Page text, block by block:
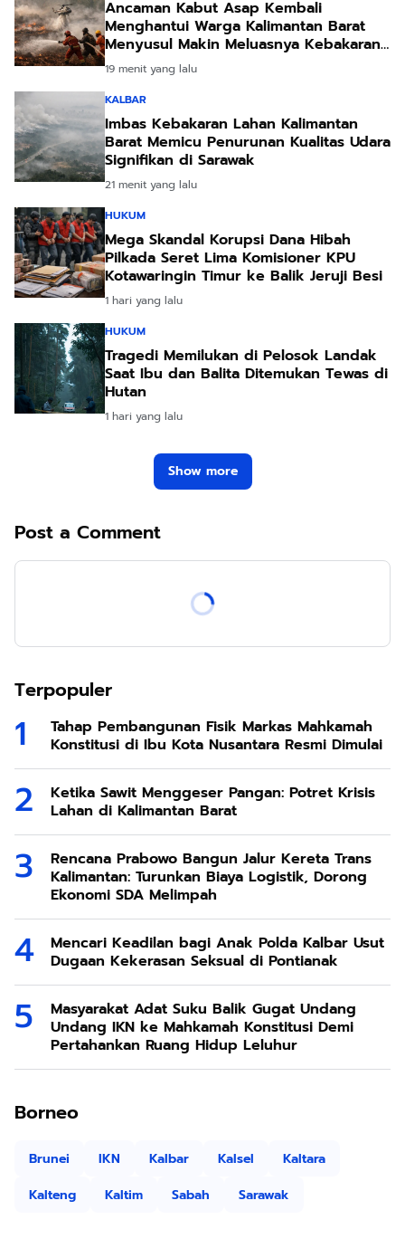
Ancaman Kabut Asap Kembali
Menghantui Warga Kalimantan Barat
Menyusul Makin Meluasnya Kebakaran
Lahan
19 menit yang lalu
KALBAR
Imbas Kebakaran Lahan Kalimantan
Barat Memicu Penurunan Kualitas Udara
Signifikan di Sarawak
21 menit yang lalu
HUKUM
Mega Skandal Korupsi Dana Hibah
Pilkada Seret Lima Komisioner KPU
Kotawaringin Timur ke Balik Jeruji Besi
1 hari yang lalu
HUKUM
Tragedi Memilukan di Pelosok Landak
Saat Ibu dan Balita Ditemukan Tewas di
Hutan
1 hari yang lalu
Show more
Post a Comment
Terpopuler
Tahap Pembangunan Fisik Markas Mahkamah
Konstitusi di Ibu Kota Nusantara Resmi Dimulai
Ketika Sawit Menggeser Pangan: Potret Krisis
Lahan di Kalimantan Barat
Rencana Prabowo Bangun Jalur Kereta Trans
Kalimantan: Turunkan Biaya Logistik, Dorong
Ekonomi SDA Melimpah
Mencari Keadilan bagi Anak Polda Kalbar Usut
Dugaan Kekerasan Seksual di Pontianak
Masyarakat Adat Suku Balik Gugat Undang
Undang IKN ke Mahkamah Konstitusi Demi
Pertahankan Ruang Hidup Leluhur
Borneo
Brunei IKN Kalbar Kalsel
Kaltara
Kalteng
Kaltim Sabah Sarawak